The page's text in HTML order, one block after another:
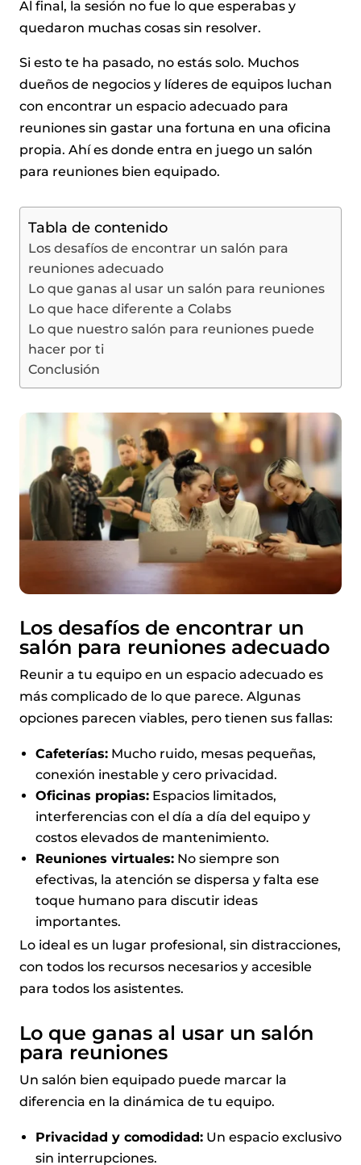
Al final, la sesión no fue lo que esperabas y
quedaron muchas cosas sin resolver.
Si esto te ha pasado, no estás solo. Muchos
dueños de negocios y líderes de equipos luchan
con encontrar un espacio adecuado para
reuniones sin gastar una fortuna en una oficina
propia. Ahí es donde entra en juego un salón
para reuniones bien equipado.
Tabla de contenido
Los desafíos de encontrar un salón para
reuniones adecuado
Lo que ganas al usar un salón para reuniones
Lo que hace diferente a Colabs
Lo que nuestro salón para reuniones puede
hacer por ti
Conclusión
Los desafíos de encontrar un
salón para reuniones adecuado
Reunir a tu equipo en un espacio adecuado es
más complicado de lo que parece. Algunas
opciones parecen viables, pero tienen sus fallas:
Cafeterías: Mucho ruido, mesas pequeñas,
conexión inestable y cero privacidad.
Oficinas propias: Espacios limitados,
interferencias con el día a día del equipo y
costos elevados de mantenimiento.
Reuniones virtuales: No siempre son
efectivas, la atención se dispersa y falta ese
toque humano para discutir ideas
importantes.
Lo ideal es un lugar profesional, sin distracciones,
con todos los recursos necesarios y accesible
para todos los asistentes.
Lo que ganas al usar un salón
para reuniones
Un salón bien equipado puede marcar la
diferencia en la dinámica de tu equipo.
Privacidad y comodidad: Un espacio exclusivo
sin interrupciones.